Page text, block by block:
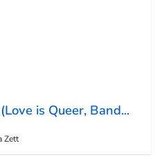
is Queer, Band...
Zett